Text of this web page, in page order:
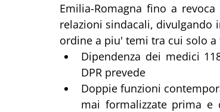
Emilia-Romagna fino a
relazioni sindacali,
ordine a piu' temi tra cui solo
Dipendenza dei medici
DPR prevede
Doppie funzioni
mai formalizzate prima e